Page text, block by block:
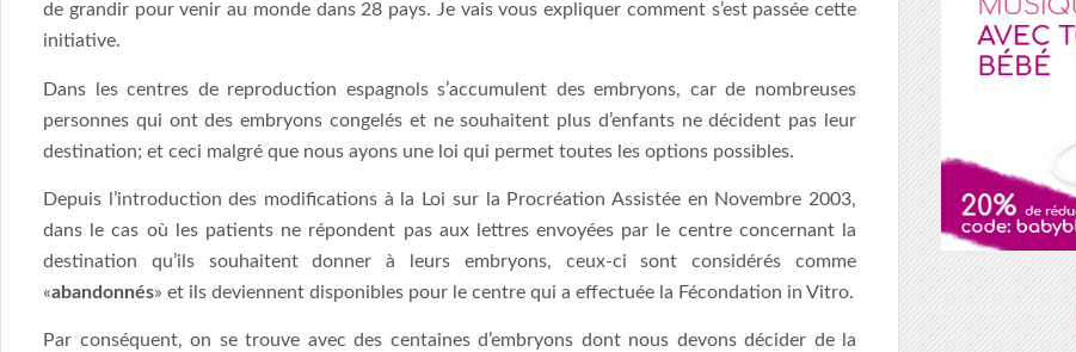
de grandir pour venir au monde dans 28 pays. Je vais vous expliquer comment s’est passée cette
initiative.
Dans les centres de reproduction espagnols s’accumulent des embryons, car de nombreuses
personnes qui ont des embryons congelés et ne souhaitent plus d’enfants ne décident pas leur
destination; et ceci malgré que nous ayons une loi qui permet toutes les options possibles.
Depuis l’introduction des modifications à la Loi sur la Procréation Assistée en Novembre 2003,
dans le cas où les patients ne répondent pas aux lettres envoyées par le centre concernant la
destination qu’ils souhaitent donner à leurs embryons, ceux-ci sont considérés comme
«abandonnés» et ils deviennent disponibles pour le centre qui a effectuée la Fécondation in Vitro.
Par conséquent, on se trouve avec des centaines d’embryons dont nous devons décider de la